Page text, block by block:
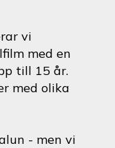
vi
med en
till 15 år.
med olika
- men vi